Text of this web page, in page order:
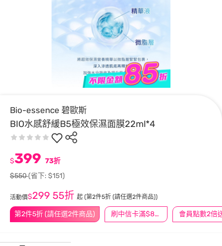
Bio-essence 碧歐斯
BIO水感舒緩B5極效保濕面膜22ml*4
第2件5折 (請任選2件商品) 刷中信卡滿$888送3萬點 會員點數2倍
$399 73折
$550(省下: $151)
活動價$299 55折 起 (第2件5折 (請任選2件商品))